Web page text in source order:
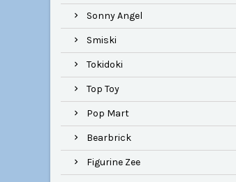
Sonny Angel
Smiski
Tokidoki
Top Toy
Pop Mart
Bearbrick
Figurine Zee